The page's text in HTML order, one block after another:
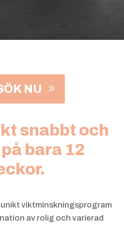
NU
snabbt och
bara 12
viktminskningsprogram
av rolig och varierad